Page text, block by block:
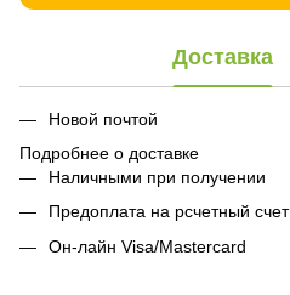
Доставка
Новой почтой
Подробнее о доставке
Наличными при получении
Предоплата на рсчетный счет
Он-лайн Visa/Mastercard